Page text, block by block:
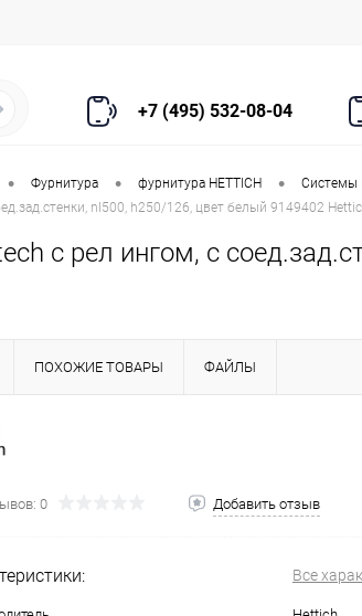
+7 (495) 532-08-04
• Фурнитура • фурнитура HETTICH •
Системы
nl500, h250/126, цвет белый 9149402
с рел ингом, с
ПОХОЖИЕ ТОВАРЫ ФАЙЛЫ
0 Добавить отзыв
Все